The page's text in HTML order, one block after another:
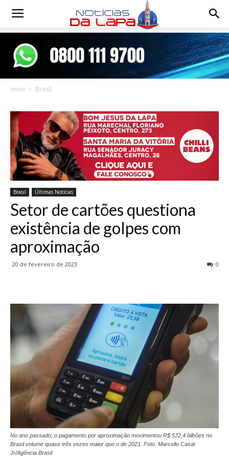
Notícias
Início Brasil
Brasil Últimas Notícias
Setor de cartões questiona
existência de golpes com
aproximação
20 de fevereiro de 2023 0
No ano passado, o pagamento por aproximação movimentou R$ 572,4 bilhões no
Brasil volume quase três vezes maior que o de 2021. Foto: Marcello Casal
Jr/Agência Brasil